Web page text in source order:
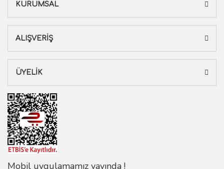
KURUMSAL
ALIŞVERİŞ
ÜYELİK
Mobil uygulamamız yayında !